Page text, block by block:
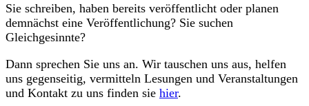
Sie schreiben, haben bereits veröffentlicht oder planen
demnächst eine Veröffentlichung? Sie suchen
Gleichgesinnte?
Dann sprechen Sie uns an. Wir tauschen uns aus, helfen
uns gegenseitig, vermitteln Lesungen und Veranstaltungen
und Kontakt zu uns finden sie hier.